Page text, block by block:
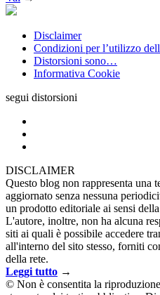
Disclaimer
Condizioni per l’utilizzo
Distorsioni sono…
Informativa Cookie
segui distorsioni
DISCLAIMER
Questo blog non rappresenta una
aggiornato senza nessuna
un prodotto editoriale ai sensi
L'autore, inoltre, non ha alcuna
siti ai quali è possibile accedere
all'interno del sito stesso, forniti
della rete.
Leggi tutto →
© Non è consentita la